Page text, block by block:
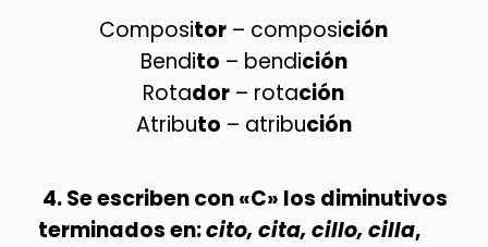
Compositor – composición
Bendito – bendición
Rotador – rotación
Atributo – atribución
4. Se escriben con «C» los diminutivos
terminados en:cito, cita, cillo, cilla,